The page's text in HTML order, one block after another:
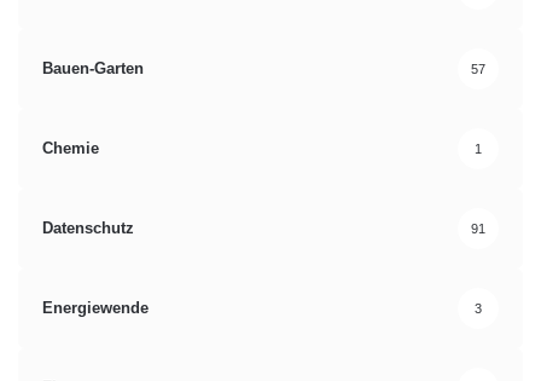
Bauen-Garten 57
Chemie 1
Datenschutz 91
Energiewende 3